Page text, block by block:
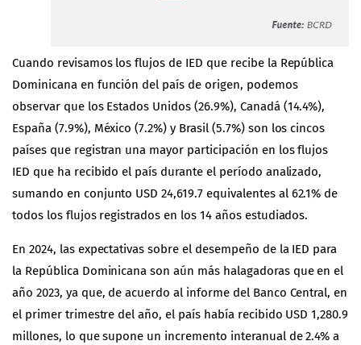
Cuando revisamos los flujos de IED que recibe la República
Dominicana en función del país de origen, podemos
observar que los Estados Unidos (26.9%), Canadá (14.4%),
España (7.9%), México (7.2%) y Brasil (5.7%) son los cincos
países que registran una mayor participación en los flujos
IED que ha recibido el país durante el período analizado,
sumando en conjunto USD 24,619.7 equivalentes al 62.1% de
todos los flujos registrados en los 14 años estudiados.
En 2024, las expectativas sobre el desempeño de la IED para
la República Dominicana son aún más halagadoras que en el
año 2023, ya que, de acuerdo al informe del Banco Central, en
el primer trimestre del año, el país había recibido USD 1,280.9
millones, lo que supone un incremento interanual de 2.4% a